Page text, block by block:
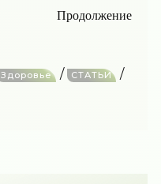
Продолжение
Здоровье / СТАТЬИ /